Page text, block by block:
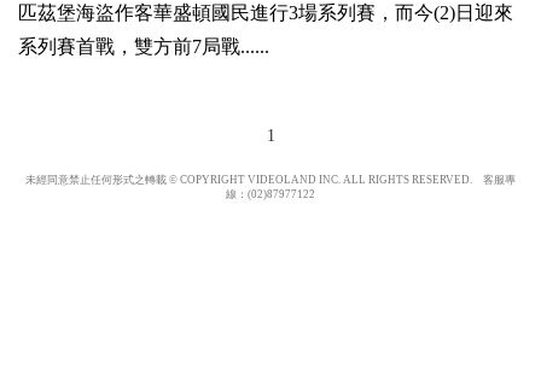
匹茲堡海盜作客華盛頓國民進行3場系列賽，而今(2)日迎來
系列賽首戰，雙方前7局戰......
1
未經同意禁止任何形式之轉載 © COPYRIGHT VIDEOLAND INC. ALL RIGHTS RESERVED. 客服專
線：(02)87977122